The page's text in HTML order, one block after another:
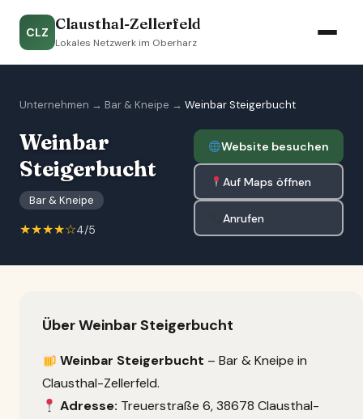
CLZ Clausthal-Zellerfeld
Lokales Netzwerk im Oberharz
Unternehmen → Bar & Kneipe → Weinbar Steigerbucht
Weinbar
Steigerbucht
Bar & Kneipe
★★★★☆4/5
Website besuchen
Auf Maps öffnen
Anrufen
Über Weinbar Steigerbucht
Weinbar Steigerbucht – Bar & Kneipe in
Clausthal-Zellerfeld.
Adresse: Treuerstraße 6, 38678 Clausthal-